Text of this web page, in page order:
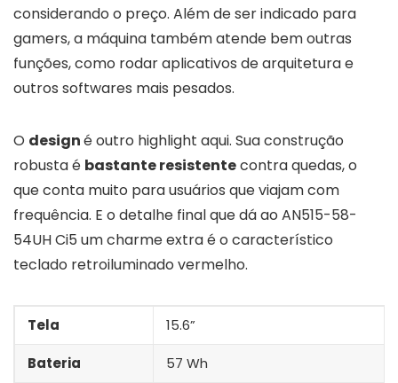
considerando o preço. Além de ser indicado para
gamers, a máquina também atende bem outras
funções, como rodar aplicativos de arquitetura e
outros softwares mais pesados.
O designé outro highlight aqui. Sua construção
robusta é bastante resistentecontra quedas, o
que conta muito para usuários que viajam com
frequência. E o detalhe final que dá ao AN515-58-
54UH Ci5 um charme extra é o característico
teclado retroiluminado vermelho.
Tela 15.6”
Bateria 57 Wh